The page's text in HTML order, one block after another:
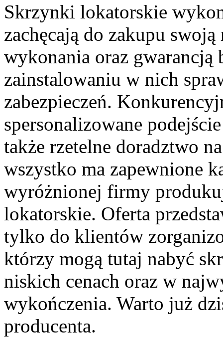
Skrzynki lokatorskie
zachęcają do zakupu
wykonania oraz gwarancją
zainstalowaniu w nich
zabezpieczeń.
spersonalizowane
także rzetelne doradztwo
wszystko ma zapewnione
wyróżnionej firmy
lokatorskie. Oferta
tylko do klientów
którzy mogą tutaj nabyć
niskich cenach oraz w
wykończenia. Warto już
producenta.